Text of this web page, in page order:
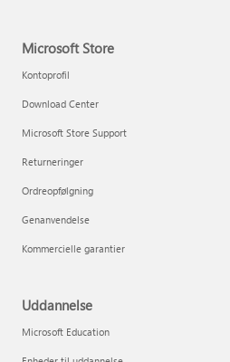
Microsoft Store
Kontoprofil
Download Center
Microsoft Store Support
Returneringer
Ordreopfølgning
Genanvendelse
Kommercielle garantier
Uddannelse
Microsoft Education